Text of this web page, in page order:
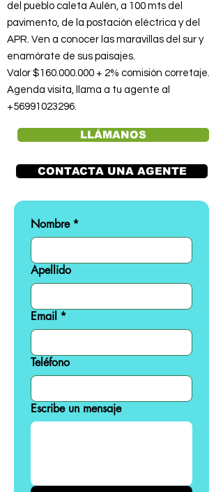
del pueblo caleta Aulén, a 100 mts del
pavimento, de la postación eléctrica y del
APR. Ven a conocer las maravillas del sur y
enamórate de sus paisajes.
Valor $160.000.000 + 2% comisión corretaje.
Agenda visita, llama a tu agente al
+56991023296.
LLÁMANOS
CONTACTA UNA AGENTE
Nombre *
Apellido
Email *
Teléfono
Escribe un mensaje